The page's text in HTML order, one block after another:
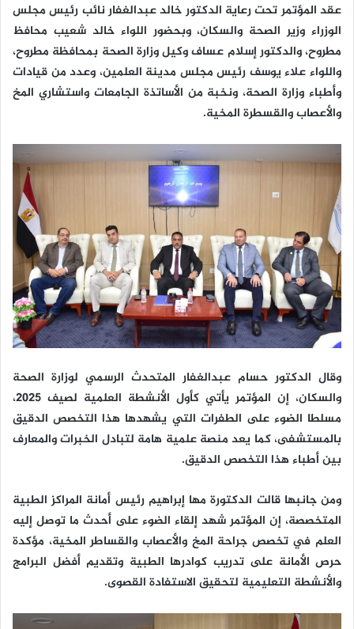
عقد المؤتمر تحت رعاية الدكتور خالد عبدالغفار نائب رئيس مجلس
الوزراء وزير الصحة والسكان، وبحضور اللواء خالد شعيب محافظ
مطروح، والدكتور إسلام عساف وكيل وزارة الصحة بمحافظة مطروح،
واللواء علاء يوسف رئيس مجلس مدينة العلمين، وعدد من قيادات
وأطباء وزارة الصحة، ونخبة من الأساتذة الجامعات واستشاري المخ
والأعصاب والقسطرة المخية.
وقال الدكتور حسام عبدالغفار المتحدث الرسمي لوزارة الصحة
والسكان، إن المؤتمر يأتي كأول الأنشطة العلمية لصيف 2025،
مسلطا الضوء على الطفرات التي يشهدها هذا التخصص الدقيق
بالمستشفى، كما يعد منصة علمية هامة لتبادل الخبرات والمعارف
بين أطباء هذا التخصص الدقيق.
ومن جانبها قالت الدكتورة مها إبراهيم رئيس أمانة المراكز الطبية
المتخصصة، إن المؤتمر شهد إلقاء الضوء على أحدث ما توصل إليه
العلم في تخصص جراحة المخ والأعصاب والقساطر المخية، مؤكدة
حرص الأمانة على تدريب كوادرها الطبية وتقديم أفضل البرامج
والأنشطة التعليمية لتحقيق الاستفادة القصوى.